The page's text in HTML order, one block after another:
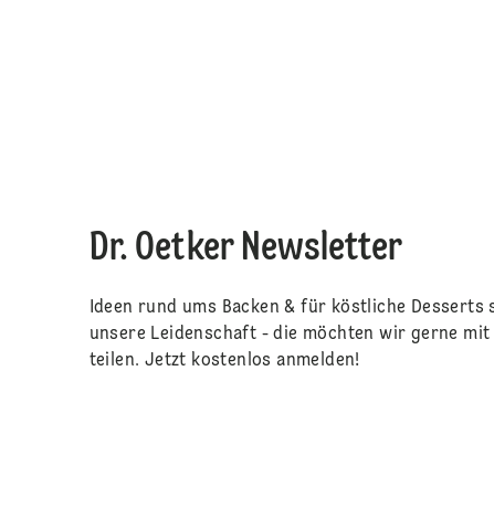
Dr. Oetker Newsletter
Ideen rund ums Backen & für köstliche Desserts
unsere Leidenschaft - die möchten wir gerne
teilen. Jetzt kostenlos anmelden!